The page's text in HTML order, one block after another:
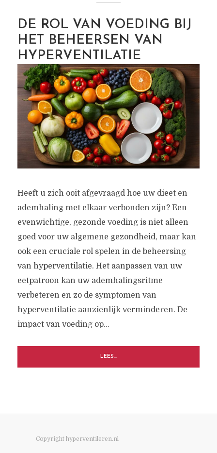
DE ROL VAN VOEDING BIJ
HET BEHEERSEN VAN
HYPERVENTILATIE
Heeft u zich ooit afgevraagd hoe uw dieet en
ademhaling met elkaar verbonden zijn? Een
evenwichtige, gezonde voeding is niet alleen
goed voor uw algemene gezondheid, maar kan
ook een cruciale rol spelen in de beheersing
van hyperventilatie. Het aanpassen van uw
eetpatroon kan uw ademhalingsritme
verbeteren en zo de symptomen van
hyperventilatie aanzienlijk verminderen. De
impact van voeding op...
LEES...
Copyright hyperventileren.nl